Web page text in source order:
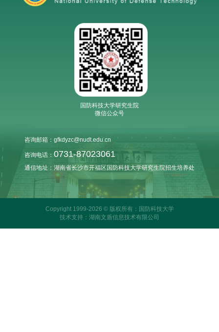
国防科技大学研究生院
微信公众号
咨询邮箱：gfkdyzc@nudt.edu.cn
咨询电话： 0731-87023061
通信地址：湖南省长沙市开福区国防科技大学研究生院招生培养处
Copyright 1999-2026 © 版权所有：国防科技大学
技术支持：湖南文盾信息技术有限公司